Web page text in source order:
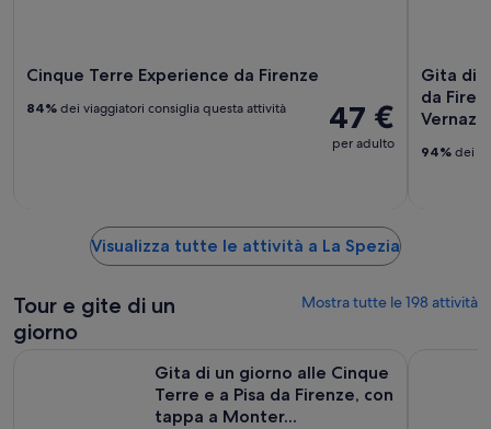
Cinque Terre Experience da Firenze
47 €
per adulto
84% dei viaggiatori consiglia questa attività
Gita di
da
94% dei
Visualizza tutte le attività a La Spezia
Tour e gite di un
giorno
Mostra tutte le 198 attività
Gita di un giorno alle Cinque
Terre e a Pisa da Firenze, con
tappa a Monter...